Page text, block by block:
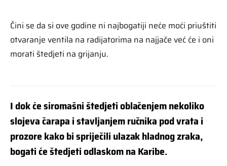
Čini se da si ove godine ni najbogatiji neće moći priuštiti
otvaranje ventila na radijatorima na najjače već će i oni
morati štedjeti na grijanju.
I dok će siromašni štedjeti oblačenjem nekoliko
slojeva čarapa i stavljanjem ručnika pod vrata i
prozore kako bi spriječili ulazak hladnog zraka,
bogati će štedjeti odlaskom na Karibe.